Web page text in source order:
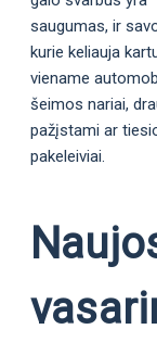
saugumas, ir
kurie keliauja
viename
šeimos nariai,
pažįstami ar
pakeleiviai.